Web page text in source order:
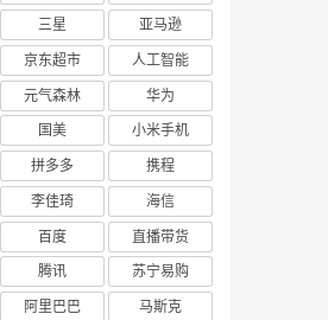
三星
亚马逊
京东超市
人工智能
元气森林
华为
国美
小米手机
拼多多
携程
李佳琦
海信
百度
直播带货
腾讯
苏宁易购
阿里巴巴 马斯克